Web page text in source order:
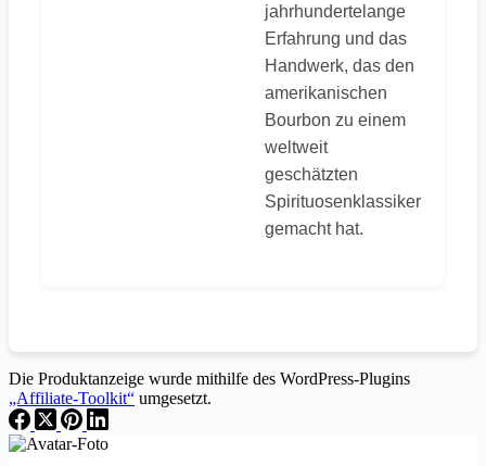
jahrhundertelange
Erfahrung und das
Handwerk, das den
amerikanischen
Bourbon zu einem
weltweit
geschätzten
Spirituosenklassiker
gemacht hat.
Die Produktanzeige wurde mithilfe des WordPress-Plugins
„Affiliate-Toolkit“ umgesetzt.